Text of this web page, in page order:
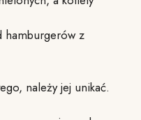
hamburgerów z
należy jej unikać.